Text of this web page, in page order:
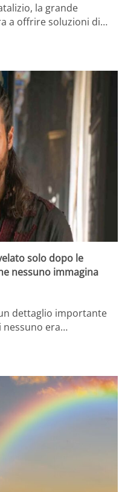
la grande
a offrire soluzioni di…
solo dopo le
nessuno immagina
dettaglio importante
nessuno era…